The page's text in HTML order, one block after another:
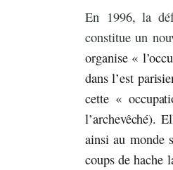
En 1996, la
constitue un
organise «
dans l’est
cette «
l’archevêché).
ainsi au monde
coups de hache